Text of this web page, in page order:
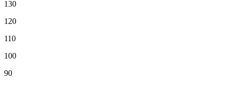
130
120
110
100
90